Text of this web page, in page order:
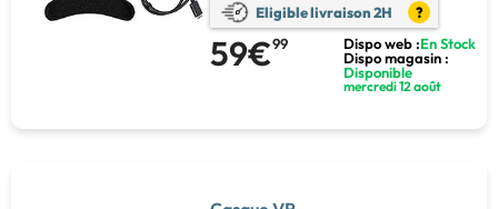
Eligible livraison 2H ?
59€99 Dispo web :En Stock
Dispo magasin :
Disponible
mercredi 12 août